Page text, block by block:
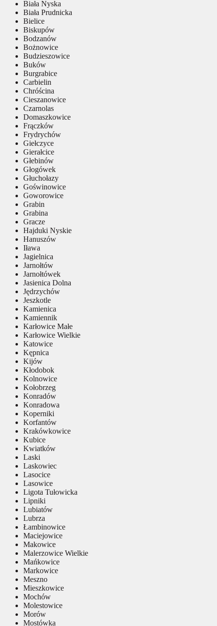
Biała Nyska
Biała Prudnicka
Bielice
Biskupów
Bodzanów
Bożnowice
Budzieszowice
Buków
Burgrabice
Carbielin
Chróścina
Cieszanowice
Czarnolas
Domaszkowice
Frączków
Frydrychów
Giełczyce
Gierałcice
Głebinów
Głogówek
Głuchołazy
Goświnowice
Goworowice
Grabin
Grabina
Gracze
Hajduki Nyskie
Hanuszów
Iława
Jagielnica
Jarnołtów
Jarnołtówek
Jasienica Dolna
Jędrzychów
Jeszkotle
Kamienica
Kamiennik
Karłowice Małe
Karłowice Wielkie
Katowice
Kępnica
Kijów
Kłodobok
Kolnowice
Kołobrzeg
Konradów
Konradowa
Koperniki
Korfantów
Krakówkowice
Kubice
Kwiatków
Laski
Laskowiec
Lasocice
Lasowice
Ligota Tułowicka
Lipniki
Lubiatów
Lubrza
Łambinowice
Maciejowice
Makowice
Malerzowice Wielkie
Mańkowice
Markowice
Meszno
Mieszkowice
Mochów
Molestowice
Morów
Mostówka